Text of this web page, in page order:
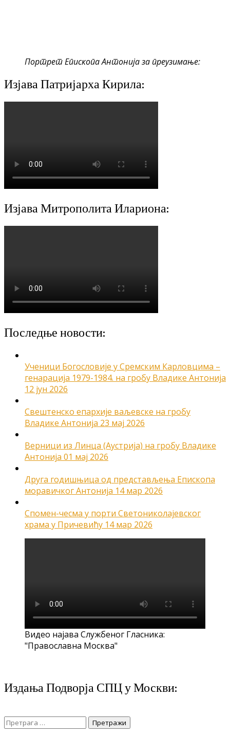
Портрет Епископа Антонија за преузимање:
Изјава Патријарха Кирила:
Изјава Митрополита Илариона:
Последње новости:
Ученици Богословије у Сремским Карловцима –
генарација 1979-1984. на гробу Владике Антонија
12 јун 2026
Свештенско епархије ваљевске на гробу
Владике Антонија 23 мај 2026
Верници из Линца (Аустрија) на гробу Владике
Антонија 01 мај 2026
Друга годишњица од представљења Епископа
моравичког Антонија 14 мар 2026
Спомен-чесма у порти Светониколајевског
храма у Причевићу 14 мар 2026
Видео најава Службеног Гласника:
"Православна Москва"
Издања Подворја СПЦ у Москви:
Претрага